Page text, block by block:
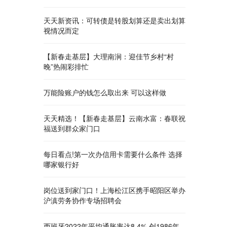
天天新资讯：可转债是转股划算还是卖出划算
视情况而定
【新春走基层】大理南涧：迎佳节乡村“村
晚”热闹彩排忙
万能险账户的钱怎么取出来 可以这样做
天天精选！【新春走基层】云南水富：春联祝
福送到群众家门口
每日看点!第一次办信用卡需要什么条件 选择
哪家银行好
岗位送到家门口！上海松江区携手昭阳区举办
沪滇劳务协作专场招聘会